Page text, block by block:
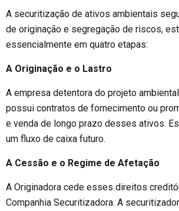
A securitização de ativos ambientais
de originação e segregação de riscos,
essencialmente em quatro etapas:
A Originação e o Lastro
A empresa detentora do projeto
possui contratos de fornecimento ou
e venda de longo prazo desses ativos.
um fluxo de caixa futuro.
A Cessão e o Regime de Afetação
A Originadora cede esses direitos
Companhia Securitizadora. A